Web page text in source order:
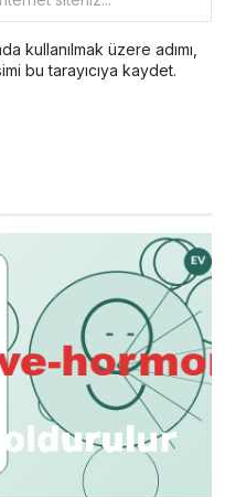
kullanılmak üzere adımı,
bu tarayıcıya kaydet.